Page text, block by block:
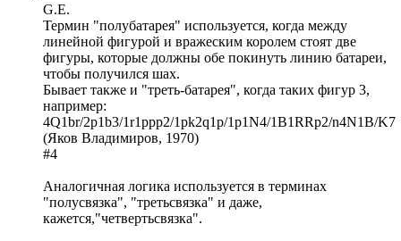
G.E.
Термин "полубатарея" используется, когда между
линейной фигурой и вражеским королем стоят две
фигуры, которые должны обе покинуть линию батареи,
чтобы получился шах.
Бывает также и "треть-батарея", когда таких фигур 3,
например:
4Q1br/2p1b3/1r1ppp2/1pk2q1p/1p1N4/1B1RRp2/n4N1B/K7
(Яков Владимиров, 1970)
#4
Аналогичная логика используется в терминах
"полусвязка", "третьсвязка" и даже,
кажется,"четвертьсвязка".